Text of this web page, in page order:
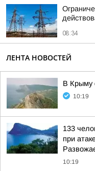
08:34
ЛЕНТА НОВОСТЕЙ
В Крыму
10:19
133
при
10:19